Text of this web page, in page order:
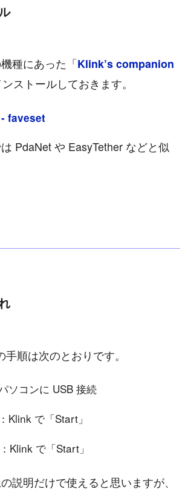
種にあった「Klink’s companion
ンストールしておきます。
faveset
PdaNet や EasyTether などと似
順は次のとおりです。
ソコンに USB 接続
Klink で「Start」
Klink で「Start」
説明だけで使えると思いますが、